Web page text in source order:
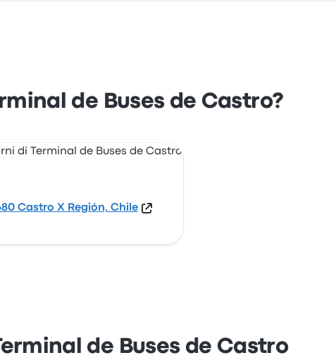
de Buses de Castro?
Castro X Región, Chile
de Buses de Castro